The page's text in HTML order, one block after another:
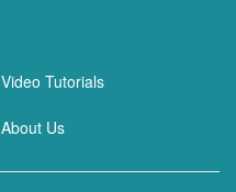
Video Tutorials
About Us